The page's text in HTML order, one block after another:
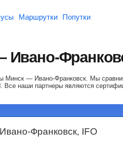
Маршрутки Попутки
Минск — Ивано-Франковск. Мы
. Все наши партнеры являются